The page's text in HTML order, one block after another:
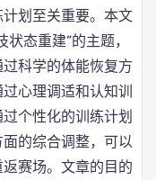
划至关重要。本文
态重建”的主题，
科学的体能恢复方
心理调适和认知训
个性化的训练计划
的综合调整，可以
赛场。文章的目的